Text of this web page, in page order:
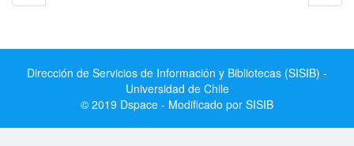
Dirección de Servicios de Información y Bibliotecas (SISIB) -
Universidad de Chile
© 2019 Dspace - Modificado por SISIB